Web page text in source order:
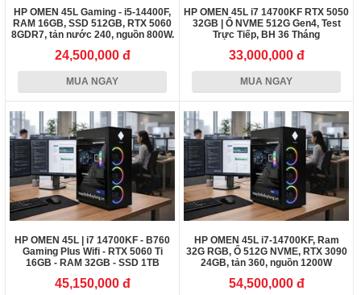
HP OMEN 45L Gaming - i5-14400F,
RAM 16GB, SSD 512GB, RTX 5060
8GDR7, tản nước 240, nguồn 800W.
24,500,000 đ
MUA NGAY
HP OMEN 45L i7 14700KF RTX 5050
32GB | Ổ NVME 512G Gen4, Test
Trực Tiếp, BH 36 Tháng
33,000,000 đ
MUA NGAY
HP OMEN 45L | i7 14700KF - B760
Gaming Plus Wifi - RTX 5060 Ti
16GB - RAM 32GB - SSD 1TB
45,150,000 đ
HP OMEN 45L i7-14700KF, Ram
32G RGB, Ổ 512G NVME, RTX 3090
24GB, tản 360, nguồn 1200W
54,500,000 đ